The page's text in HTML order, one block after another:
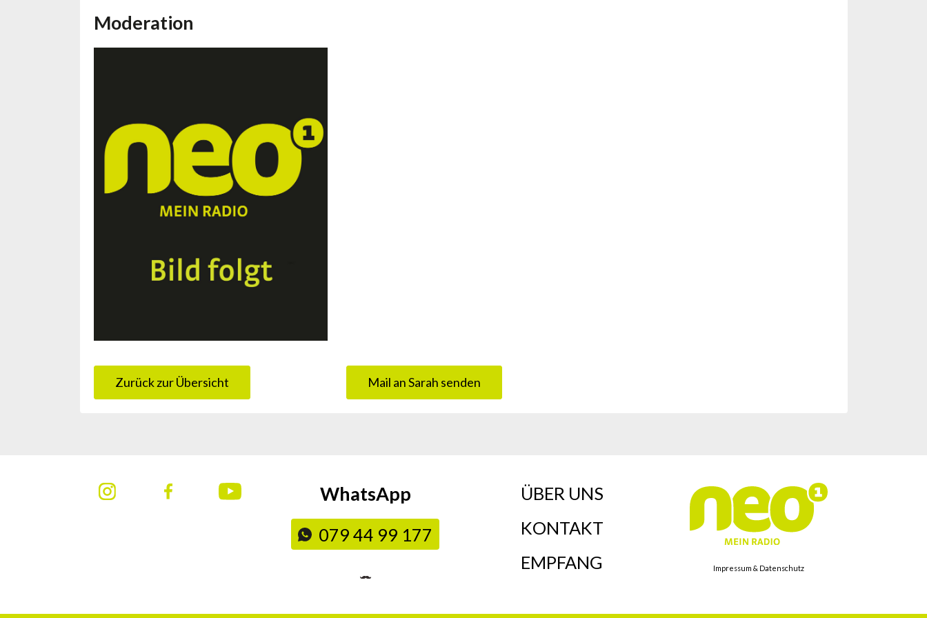
Moderation
Mail an Sarah senden
Zurück zur Übersicht
WhatsApp
079 44 99 177
ÜBER UNS
KONTAKT
EMPFANG
Impressum & Datenschutz